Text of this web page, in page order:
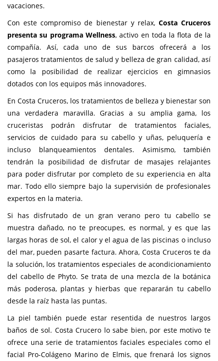
vacaciones.
Con este compromiso de bienestar y relax, Costa Cruceros
presenta su programa Wellness, activo en toda la flota de la
compañía. Así, cada uno de sus barcos ofrecerá a los
pasajeros tratamientos de salud y belleza de gran calidad, así
como la posibilidad de realizar ejercicios en gimnasios
dotados con los equipos más innovadores.
En Costa Cruceros, los tratamientos de belleza y bienestar son
una verdadera maravilla. Gracias a su amplia gama, los
cruceristas podrán disfrutar de tratamientos faciales,
servicios de cuidado para su cabello y uñas, peluquería e
incluso blanqueamientos dentales. Asimismo, también
tendrán la posibilidad de disfrutar de masajes relajantes
para poder disfrutar por completo de su experiencia en alta
mar. Todo ello siempre bajo la supervisión de profesionales
expertos en la materia.
Si has disfrutado de un gran verano pero tu cabello se
muestra dañado, no te preocupes, es normal, y es que las
largas horas de sol, el calor y el agua de las piscinas o incluso
del mar, pueden pasarte factura. Ahora, Costa Cruceros te da
la solución, los tratamientos especiales de acondicionamiento
del cabello de Phyto. Se trata de una mezcla de la botánica
más poderosa, plantas y hierbas que repararán tu cabello
desde la raíz hasta las puntas.
La piel también puede estar resentida de nuestros largos
baños de sol. Costa Crucero lo sabe bien, por este motivo te
ofrece una serie de tratamientos faciales especiales como el
facial Pro-Colágeno Marino de Elmis, que frenará los signos